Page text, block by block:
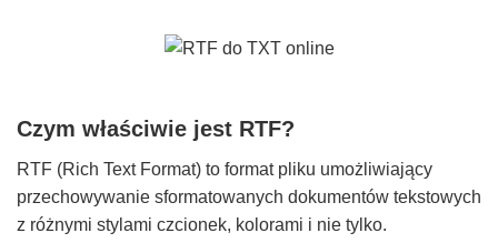
Czym właściwie jest RTF?
RTF (Rich Text Format) to format pliku umożliwiający
przechowywanie sformatowanych dokumentów tekstowych
z różnymi stylami czcionek, kolorami i nie tylko.